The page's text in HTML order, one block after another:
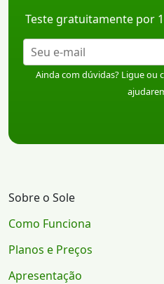
Teste gratuitamente por
Ainda com dúvidas? Ligue ou
Sobre o Sole
Como Funciona
Planos e Preços
Apresentação